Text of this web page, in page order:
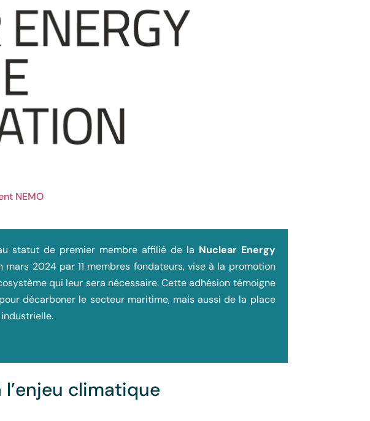
NEMO
statut de premier membre affilié de la Nuclear Energy
2024 par 11 membres fondateurs, vise à la promotion
qui leur sera nécessaire. Cette adhésion témoigne
décarboner le secteur maritime, mais aussi de la place
climatique